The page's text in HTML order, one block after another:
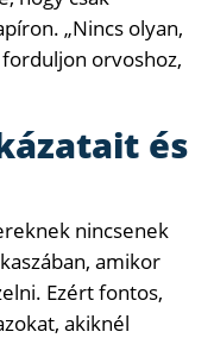
„Nincs olyan,
orvoshoz,
és
nincsenek
amikor
Ezért fontos,
akiknél